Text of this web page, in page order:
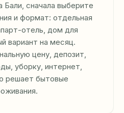
Бали, сначала выберите
и формат: отдельная
отель, дом для
вариант на месяц.
цену, депозит,
уборку, интернет,
решает бытовые